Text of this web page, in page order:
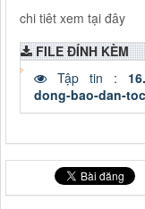
chi tiêt xem tại đây
FILE ĐÍNH KÈM
Tập tin :
dong-bao-dan-